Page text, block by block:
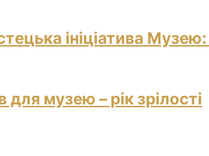
ініціатива
для музею – рік зрілості